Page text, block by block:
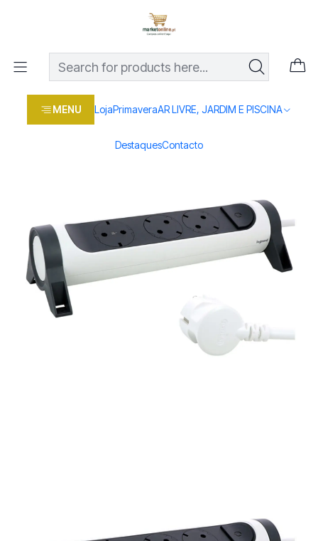
MENU LojaPrimaveraAR LIVRE, JARDIM E PISCINA
DestaquesContacto
Os melhores preços em produtos para casa, jardim e bricolage
Loja Casa e conforto LAR E ILUMINAÇAO
EXTENSÕES
Extensão Legrand 3T 3X1,5MM c/Interrutor rotativo 1,5MT